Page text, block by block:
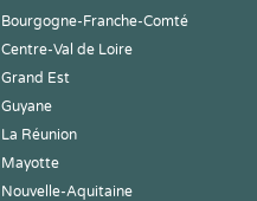
Bourgogne-Franche-Comté
Centre-Val de Loire
Grand Est
Guyane
La Réunion
Mayotte
Nouvelle-Aquitaine